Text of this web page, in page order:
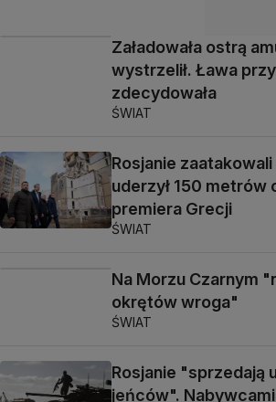
Załadowała ostrą
wystrzelił. Ława
zdecydowała
ŚWIAT
Rosjanie
uderzył 150 metrów
premiera Grecji
ŚWIAT
Na Morzu Czarnym
okrętów wroga"
ŚWIAT
Rosjanie "sprzedają
jeńców".